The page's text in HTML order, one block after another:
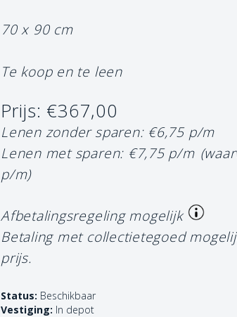
70 x 90 cm
Te koop en te leen
Prijs: €367,00
Lenen zonder sparen: €6,75 p/m
Lenen met sparen: €7,75 p/m
p/m)
Afbetalingsregeling mogelijk
Betaling met collectietegoed
prijs.
Status: Beschikbaar
Vestiging: In depot